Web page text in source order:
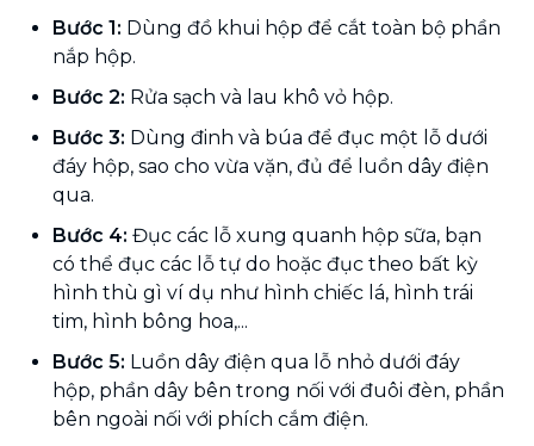
Bước 1: Dùng đồ khui hộp để cắt toàn bộ phần
nắp hộp.
Bước 2: Rửa sạch và lau khô vỏ hộp.
Bước 3: Dùng đinh và búa để đục một lỗ dưới
đáy hộp, sao cho vừa vặn, đủ để luồn dây điện
qua.
Bước 4: Đục các lỗ xung quanh hộp sữa, bạn
có thể đục các lỗ tự do hoặc đục theo bất kỳ
hình thù gì ví dụ như hình chiếc lá, hình trái
tim, hình bông hoa,...
Bước 5: Luồn dây điện qua lỗ nhỏ dưới đáy
hộp, phần dây bên trong nối với đuôi đèn, phần
bên ngoài nối với phích cắm điện.